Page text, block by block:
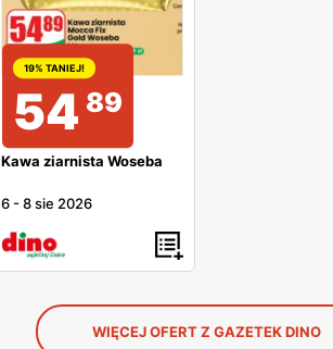
19% TANIEJ!
54 89
Kawa ziarnista Woseba
6 -8 sie 2026
WIĘCEJ OFERT Z GAZETEK DINO